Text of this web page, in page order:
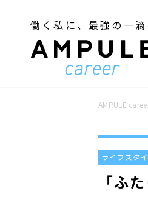
働く私に、最強の一滴
AMPULE
「ふ
ライフスタ